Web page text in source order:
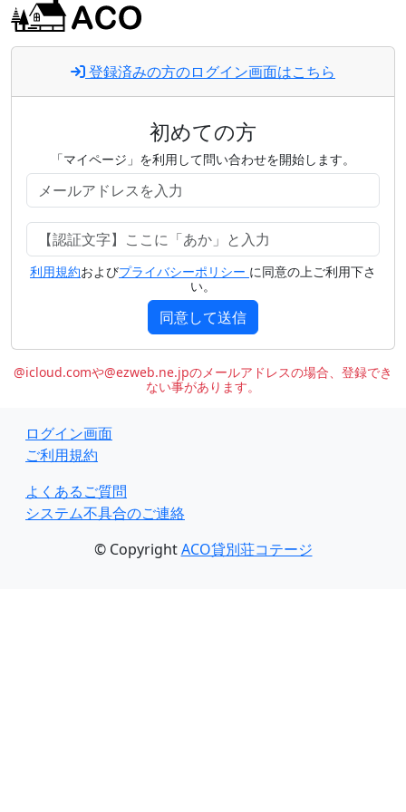
登録済みの方のログイン画面はこちら
初めての方
「マイページ」を利用して問い合わせを開始します。
利用規約およびプライバシーポリシー に同意の上ご利用下さ
い。
同意して送信
@icloud.comや@ezweb.ne.jpのメールアドレスの場合、登録でき
ない事があります。
ログイン画面
ご利用規約
よくあるご質問
システム不具合のご連絡
© CopyrightACO貸別荘コテージ